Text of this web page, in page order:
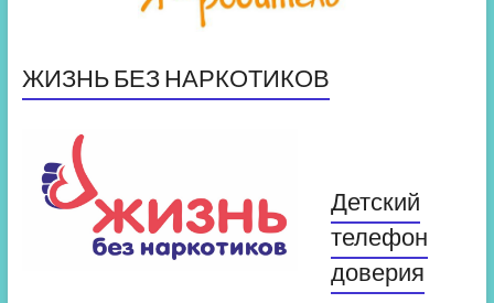
ЖИЗНЬ БЕЗ НАРКОТИКОВ
Детский
телефон
доверия